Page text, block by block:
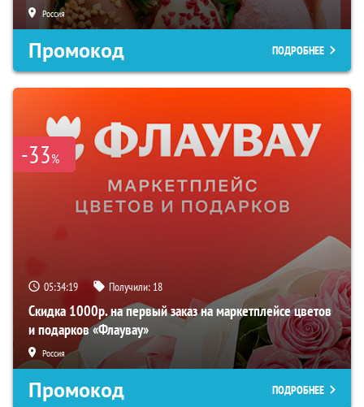
Россия
Промокод ПОДРОБНЕЕ
-33%
05:34:18 Получили: 18
Скидка 1000р. на первый заказ на маркетплейсе цветов
и подарков «Флаувау»
Россия
Промокод ПОДРОБНЕЕ